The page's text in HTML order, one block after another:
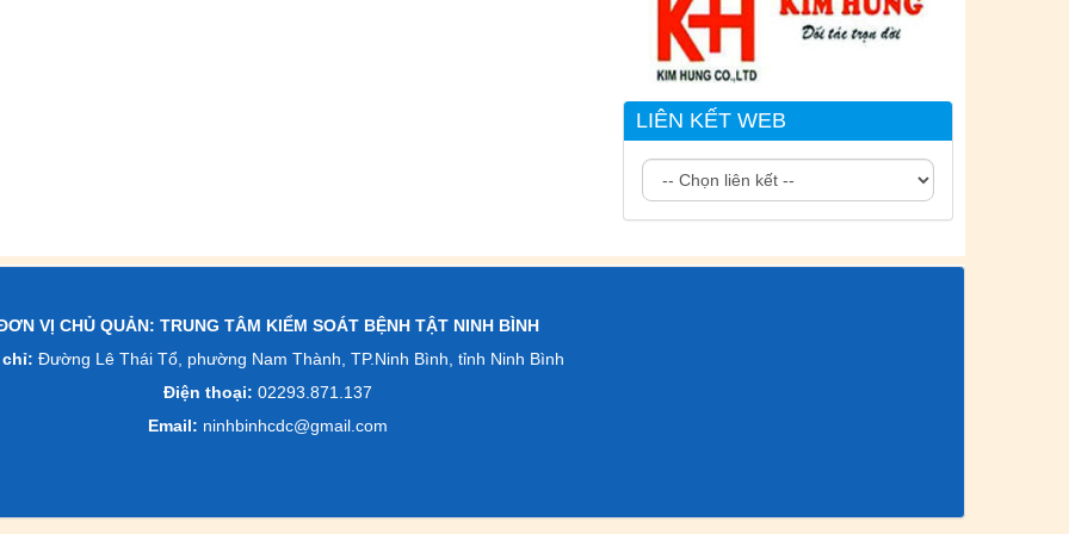
LIÊN KẾT WEB
VỊ CHỦ QUẢN: TRUNG TÂM KIỂM SOÁT BỆNH TẬT NINH BÌNH
Đường Lê Thái Tổ, phường Nam Thành, TP.Ninh Bình, tỉnh Ninh Bình
Điện thoại: 02293.871.137
Email: ninhbinhcdc@gmail.com